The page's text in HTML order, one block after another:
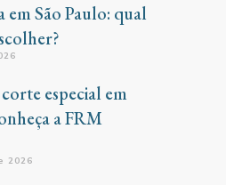
em São Paulo: qual
especial em
a FRM
2026